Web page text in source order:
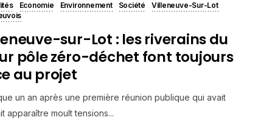
Economie Environnement Société
Villeneuve-Sur-Lot
sur-Lot : les riverains du
pôle zéro-déchet font toujours
au projet
un an après une première réunion publique qui avait
apparaître moult tensions...